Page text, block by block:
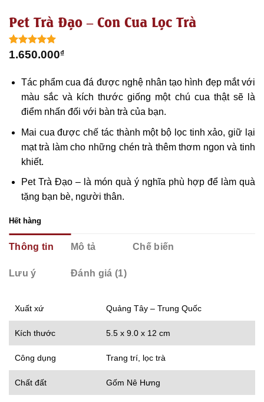
Pet Trà Đạo – Con Cua Lọc Trà
5.00trên 5
1
1.650.000₫
Tác phẩm cua đá được nghệ nhân tạo hình đẹp mắt với
màu sắc và kích thước giống một chú cua thật sẽ là
điểm nhấn đối với bàn trà của bạn.
Mai cua được chế tác thành một bộ lọc tinh xảo, giữ lại
mạt trà làm cho những chén trà thêm thơm ngon và tinh
khiết.
Pet Trà Đạo – là món quà ý nghĩa phù hợp để làm quà
tặng bạn bè, người thân.
Hết hàng
Thông tin Mô tả Chế biến
Lưu ý Đánh giá (1)
Xuất xứ Quảng Tây – Trung Quốc
Kích thước 5.5 x 9.0 x 12 cm
Công dụng Trang trí, lọc trà
Chất đất Gốm Nê Hưng